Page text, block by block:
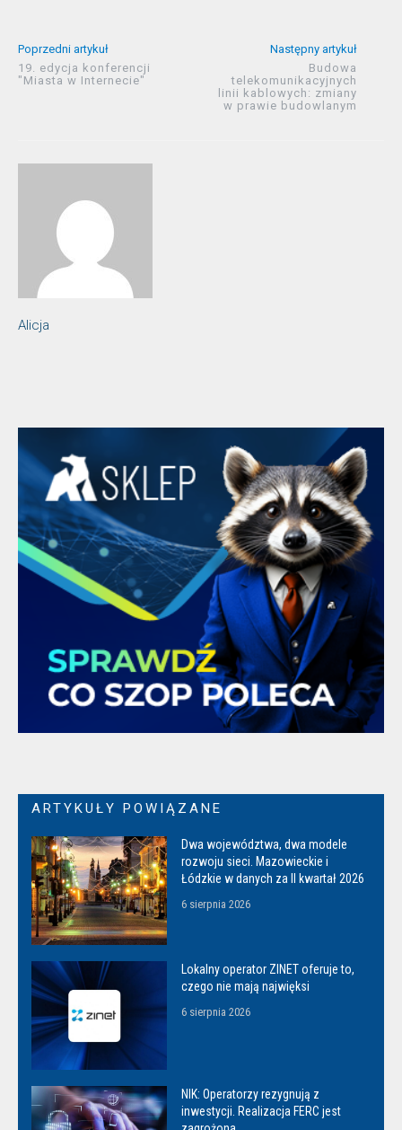
Poprzedni artykuł
19. edycja konferencji
"Miasta w Internecie"
Następny artykuł
Budowa
telekomunikacyjnych
linii kablowych: zmiany
w prawie budowlanym
Alicja
ARTYKUŁY POWIĄZANE
Dwa województwa, dwa modele
rozwoju sieci. Mazowieckie i
Łódzkie w danych za II kwartał 2026
6 sierpnia 2026
Lokalny operator ZINET oferuje to,
czego nie mają najwięksi
6 sierpnia 2026
NIK: Operatorzy rezygnują z
inwestycji. Realizacja FERC jest